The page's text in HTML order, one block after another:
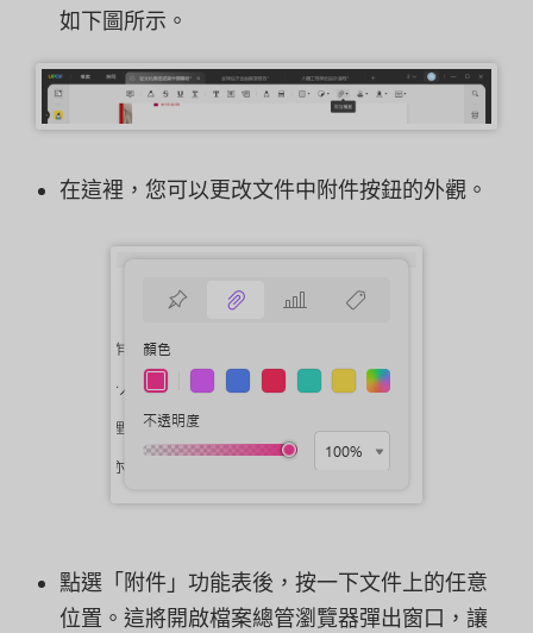
如下圖所示。
在這裡，您可以更改文件中附件按鈕的外觀。
點選「附件」功能表後，按一下文件上的任意
位置。這將開啟檔案總管瀏覽器彈出窗口，讓